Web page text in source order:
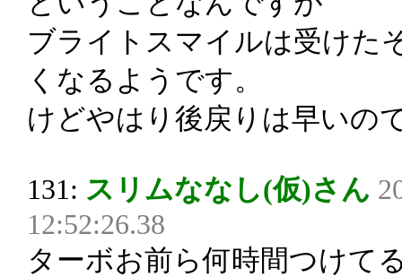
ブライトスマイルは受けた
くなるようです。
けどやはり後戻りは早いの
131: スリムななし(仮)さん
12:52:26.38
ターボお前ら何時間つけて